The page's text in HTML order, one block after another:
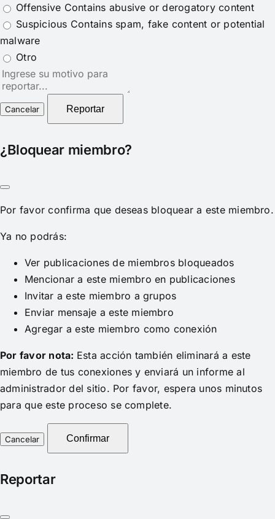
Offensive Contains abusive or derogatory content
Suspicious Contains spam, fake content or potential
malware
Otro
Nota
del
reporte
Reportar
¿Bloquear miembro?
Por favor confirma que deseas bloquear a este miembro.
Ya no podrás:
Ver publicaciones de miembros bloqueados
Mencionar a este miembro en publicaciones
Invitar a este miembro a grupos
Enviar mensaje a este miembro
Agregar a este miembro como conexión
Por favor nota: Esta acción también eliminará a este
miembro de tus conexiones y enviará un informe al
administrador del sitio. Por favor, espera unos minutos
para que este proceso se complete.
Confirmar
Reportar